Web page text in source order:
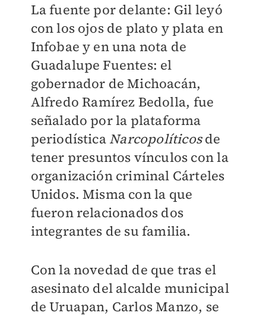
La fuente por delante: Gil leyó
con los ojos de plato y plata en
Infobae y en una nota de
Guadalupe Fuentes: el
gobernador de Michoacán,
Alfredo Ramírez Bedolla, fue
señalado por la plataforma
periodística Narcopolíticosde
tener presuntos vínculos con la
organización criminal Cárteles
Unidos. Misma con la que
fueron relacionados dos
integrantes de su familia.
Con la novedad de que tras el
asesinato del alcalde municipal
de Uruapan, Carlos Manzo, se